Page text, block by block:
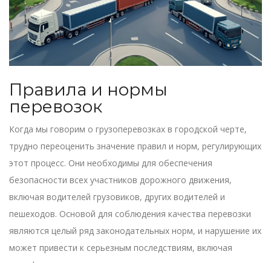
Правила и нормы
перевозок
Когда мы говорим о грузоперевозках в городской черте,
трудно переоценить значение правил и норм, регулирующих
этот процесс. Они необходимы для обеспечения
безопасности всех участников дорожного движения,
включая водителей грузовиков, других водителей и
пешеходов. Основой для соблюдения качества перевозки
являются целый ряд законодательных норм, и нарушение их
может привести к серьезным последствиям, включая